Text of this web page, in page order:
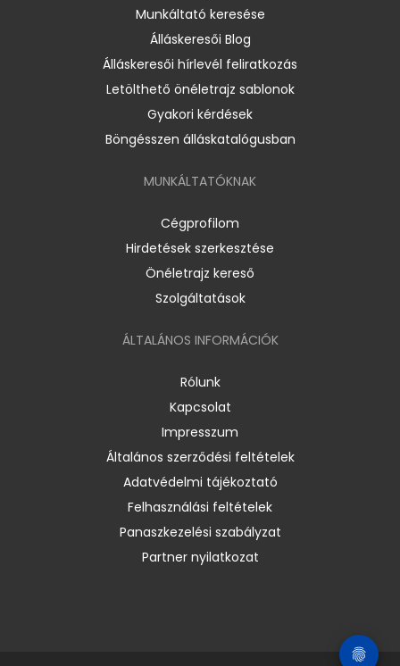
Munkáltató keresése
Álláskeresői Blog
Álláskeresői hírlevél feliratkozás
Letölthető önéletrajz sablonok
Gyakori kérdések
Böngésszen álláskatalógusban
MUNKÁLTATÓKNAK
Cégprofilom
Hirdetések szerkesztése
Önéletrajz kereső
Szolgáltatások
ÁLTALÁNOS INFORMÁCIÓK
Rólunk
Kapcsolat
Impresszum
Általános szerződési feltételek
Adatvédelmi tájékoztató
Felhasználási feltételek
Panaszkezelési szabályzat
Partner nyilatkozat